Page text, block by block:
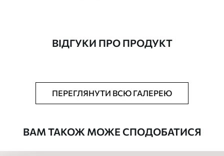
Додатково Можна додати лакове покриття.
Від290.00грн
ВІДГУКИ ПРО ПРОДУКТ
ПЕРЕГЛЯНУТИ ВСЮ ГАЛЕРЕЮ
ВАМ ТАКОЖ МОЖЕ СПОДОБАТИСЯ